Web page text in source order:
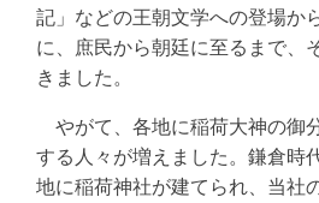
記」などの王朝文学への登場か
に、庶民から朝廷に至るまで、
きました。
やがて、各地に稲荷大神の御
する人々が増えました。鎌倉時
地に稲荷神社が建てられ、当社